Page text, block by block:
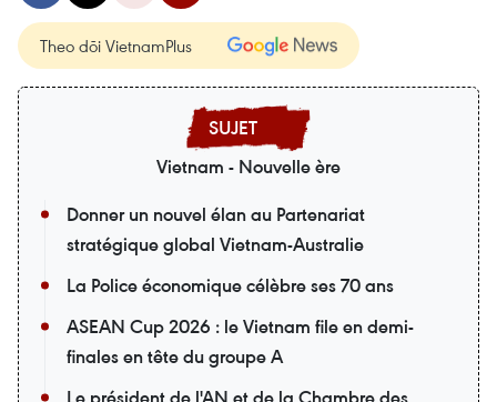
Theo dõi VietnamPlus
Vietnam - Nouvelle ère
Donner un nouvel élan au Partenariat
stratégique global Vietnam-Australie
La Police économique célèbre ses 70 ans
ASEAN Cup 2026 : le Vietnam file en demi-
finales en tête du groupe A